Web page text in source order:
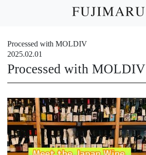
Processed with MOLDIV
2025.02.01
Processed with MOLDIV